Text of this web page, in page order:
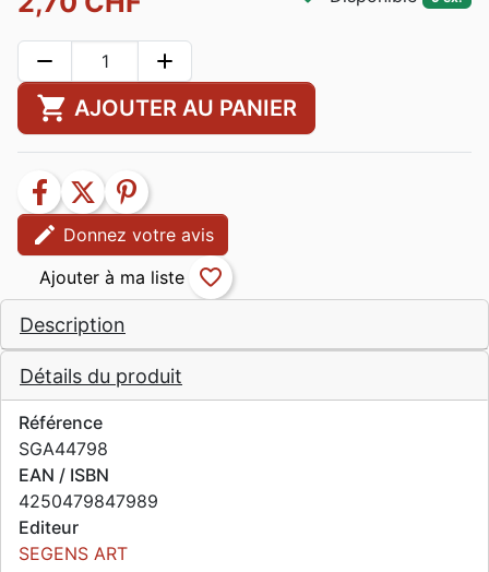
Description
Détails du produit
Référence
SGA44798
EAN / ISBN
4250479847989
Editeur
SEGENS ART
remove add
shopping_cart AJOUTER AU PANIER
facebook twitter
pinterest
edit Donnez votre avis
favorite_border